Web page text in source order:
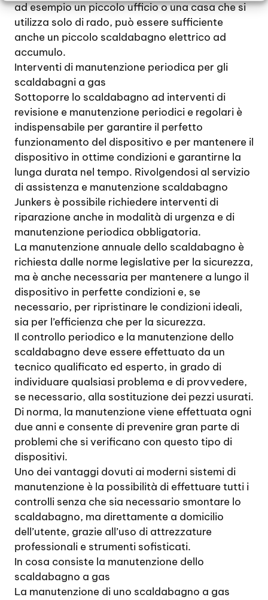
ad esempio un piccolo ufficio o una casa che si
utilizza solo di rado, può essere sufficiente
anche un piccolo scaldabagno elettrico ad
accumulo.
Interventi di manutenzione periodica per gli
scaldabagni a gas
Sottoporre lo scaldabagno ad interventi di
revisione e manutenzione periodici e regolari è
indispensabile per garantire il perfetto
funzionamento del dispositivo e per mantenere il
dispositivo in ottime condizioni e garantirne la
lunga durata nel tempo. Rivolgendosi al servizio
di assistenza e manutenzione scaldabagno
Junkers è possibile richiedere interventi di
riparazione anche in modalità di urgenza e di
manutenzione periodica obbligatoria.
La manutenzione annuale dello scaldabagno è
richiesta dalle norme legislative per la sicurezza,
ma è anche necessaria per mantenere a lungo il
dispositivo in perfette condizioni e, se
necessario, per ripristinare le condizioni ideali,
sia per l’efficienza che per la sicurezza.
Il controllo periodico e la manutenzione dello
scaldabagno deve essere effettuato da un
tecnico qualificato ed esperto, in grado di
individuare qualsiasi problema e di provvedere,
se necessario, alla sostituzione dei pezzi usurati.
Di norma, la manutenzione viene effettuata ogni
due anni e consente di prevenire gran parte di
problemi che si verificano con questo tipo di
dispositivi.
Uno dei vantaggi dovuti ai moderni sistemi di
manutenzione è la possibilità di effettuare tutti i
controlli senza che sia necessario smontare lo
scaldabagno, ma direttamente a domicilio
dell’utente, grazie all’uso di attrezzature
professionali e strumenti sofisticati.
In cosa consiste la manutenzione dello
scaldabagno a gas
La manutenzione di uno scaldabagno a gas